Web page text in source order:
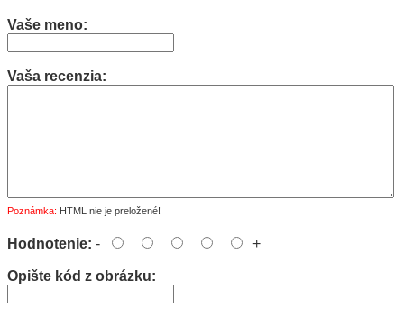
Vaše meno:
Vaša recenzia:
Poznámka: HTML nie je preložené!
Hodnotenie: - +
Opište kód z obrázku: